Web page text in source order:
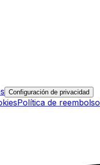
Configuración de privacidad
Política de reembolso